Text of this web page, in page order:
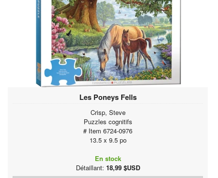
Les Poneys Fells
Crisp, Steve
Puzzles cognitifs
# Item 6724-0976
13.5 x 9.5 po
En stock
Détaillant: 18,99 $USD